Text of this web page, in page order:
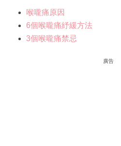
喉嚨痛原因
6個喉嚨痛紓緩方法
3個喉嚨痛禁忌
廣告